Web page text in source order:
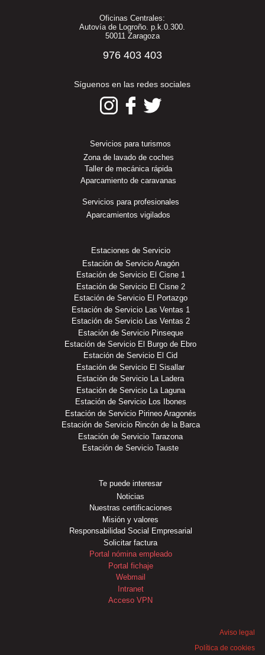
Oficinas Centrales:
Autovía de Logroño. p.k.0.300.
50011 Zaragoza
976 403 403
Síguenos en las redes sociales
Servicios para turismos
Zona de lavado de coches
Taller de mecánica rápida
Aparcamiento de caravanas
Servicios para profesionales
Aparcamientos vigilados
Estaciones de Servicio
Estación de Servicio Aragón
Estación de Servicio El Cisne 1
Estación de Servicio El Cisne 2
Estación de Servicio El Portazgo
Estación de Servicio Las Ventas 1
Estación de Servicio Las Ventas 2
Estación de Servicio Pinseque
Estación de Servicio El Burgo de Ebro
Estación de Servicio El Cid
Estación de Servicio El Sisallar
Estación de Servicio La Ladera
Estación de Servicio La Laguna
Estación de Servicio Los Ibones
Estación de Servicio Pirineo Aragonés
Estación de Servicio Rincón de la Barca
Estación de Servicio Tarazona
Estación de Servicio Tauste
Te puede interesar
Noticias
Nuestras certificaciones
Misión y valores
Responsabilidad Social Empresarial
Solicitar factura
Portal nómina empleado
Portal fichaje
Webmail
Intranet
Acceso VPN
Aviso legal
Política de cookies